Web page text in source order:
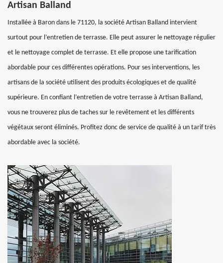
Artisan Balland
Installée à Baron dans le 71120, la société Artisan Balland intervient
surtout pour l’entretien de terrasse. Elle peut assurer le nettoyage régulier
et le nettoyage complet de terrasse. Et elle propose une tarification
abordable pour ces différentes opérations. Pour ses interventions, les
artisans de la société utilisent des produits écologiques et de qualité
supérieure. En confiant l’entretien de votre terrasse à Artisan Balland,
vous ne trouverez plus de taches sur le revêtement et les différents
végétaux seront éliminés. Profitez donc de service de qualité à un tarif très
abordable avec la société.